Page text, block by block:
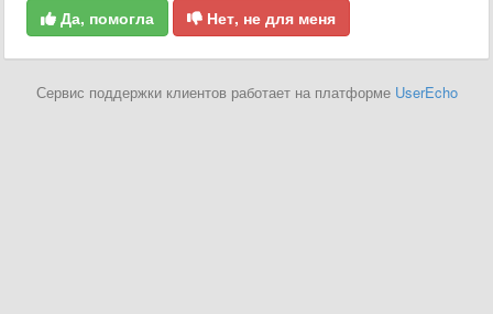
Да, помогла Нет, не для меня
Сервис поддержки клиентов работает на платформе UserEcho